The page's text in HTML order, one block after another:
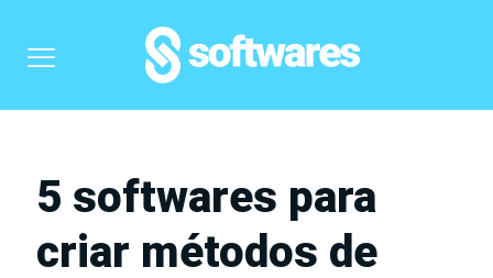
5 softwares para
criar métodos de